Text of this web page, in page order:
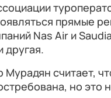
прямые
Nas Air и
другая.
считает,
но это